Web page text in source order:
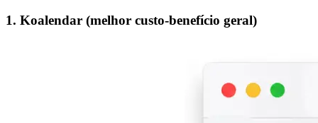
1. Koalendar (melhor custo-benefício geral)